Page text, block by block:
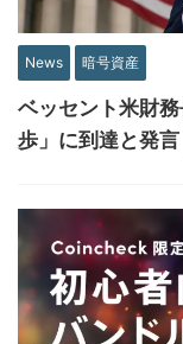
News 暗号資産
ベッセント米財
歩」に到達と発